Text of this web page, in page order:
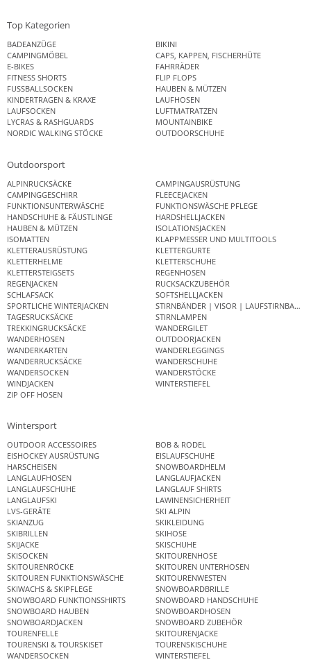
Top Kategorien
BADEANZÜGE
BIKINI
CAMPINGMÖBEL
CAPS, KAPPEN, FISCHERHÜTE
E-BIKES
FAHRRÄDER
FITNESS SHORTS
FLIP FLOPS
FUSSBALLSOCKEN
HAUBEN & MÜTZEN
KINDERTRAGEN & KRAXE
LAUFHOSEN
LAUFSOCKEN
LUFTMATRATZEN
LYCRAS & RASHGUARDS
MOUNTAINBIKE
NORDIC WALKING STÖCKE
OUTDOORSCHUHE
Outdoorsport
ALPINRUCKSÄCKE
CAMPINGAUSRÜSTUNG
CAMPINGGESCHIRR
FLEECEJACKEN
FUNKTIONSUNTERWÄSCHE
FUNKTIONSWÄSCHE PFLEGE
HANDSCHUHE & FÄUSTLINGE
HARDSHELLJACKEN
HAUBEN & MÜTZEN
ISOLATIONSJACKEN
ISOMATTEN
KLAPPMESSER UND MULTITOOLS
KLETTERAUSRÜSTUNG
KLETTERGURTE
KLETTERHELME
KLETTERSCHUHE
KLETTERSTEIGSETS
REGENHOSEN
REGENJACKEN
RUCKSACKZUBEHÖR
SCHLAFSACK
SOFTSHELLJACKEN
SPORTLICHE WINTERJACKEN
STIRNBÄNDER | VISOR | LAUFSTIRNBAND
TAGESRUCKSÄCKE
STIRNLAMPEN
TREKKINGRUCKSÄCKE
WANDERGILET
WANDERHOSEN
OUTDOORJACKEN
WANDERKARTEN
WANDERLEGGINGS
WANDERRUCKSÄCKE
WANDERSCHUHE
WANDERSOCKEN
WANDERSTÖCKE
WINDJACKEN
WINTERSTIEFEL
ZIP OFF HOSEN
Wintersport
OUTDOOR ACCESSOIRES
BOB & RODEL
EISHOCKEY AUSRÜSTUNG
EISLAUFSCHUHE
HARSCHEISEN
SNOWBOARDHELM
LANGLAUFHOSEN
LANGLAUFJACKEN
LANGLAUFSCHUHE
LANGLAUF SHIRTS
LANGLAUFSKI
LAWINENSICHERHEIT
LVS-GERÄTE
SKI ALPIN
SKIANZUG
SKIKLEIDUNG
SKIBRILLEN
SKIHOSE
SKIJACKE
SKISCHUHE
SKISOCKEN
SKITOURENHOSE
SKITOURENRÖCKE
SKITOUREN UNTERHOSEN
SKITOUREN FUNKTIONSWÄSCHE
SKITOURENWESTEN
SKIWACHS & SKIPFLEGE
SNOWBOARDBRILLE
SNOWBOARD FUNKTIONSSHIRTS
SNOWBOARD HANDSCHUHE
SNOWBOARD HAUBEN
SNOWBOARDHOSEN
SNOWBOARDJACKEN
SNOWBOARD ZUBEHÖR
TOURENFELLE
SKITOURENJACKE
TOURENSKI & TOURSKISET
TOURENSKISCHUHE
WANDERSOCKEN
WINTERSTIEFEL